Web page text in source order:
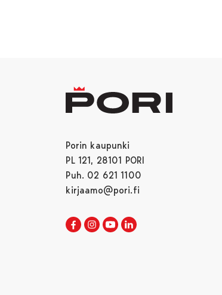
Porin kaupunki
PL 121, 28101 PORI
Puh. 02 621 1100
kirjaamo@pori.fi
Porin kaupunki Facebookissa
Avautuu uudessa välilehdessä
Porin kaupunki Instagramissa
Avautuu uudessa välilehdessä
Porin kaupunki
Avautuu uudessa